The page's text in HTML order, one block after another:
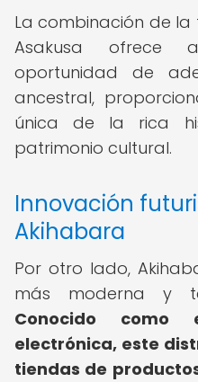
La combinación de
Asakusa ofrece
oportunidad de
ancestral,
única de la rica
patrimonio cultural.
Innovación
Akihabara
Por otro lado,
más moderna y
Conocido
electrónica, este
tiendas de